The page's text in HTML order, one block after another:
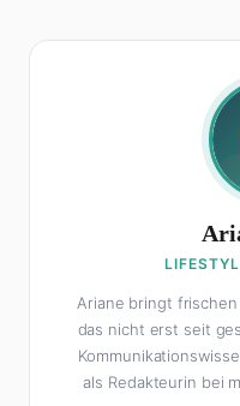
Ariane bringt
das nicht erst seit
als Redakteurin bei